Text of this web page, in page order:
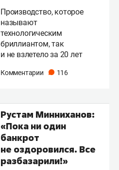
Производство, которое
называют
технологическим
бриллиантом, так
и не взлетело за 20 лет
Комментарии 116
Рустам Минниханов:
«Пока ни один
банкрот
не оздоровился. Все
разбазарили!»